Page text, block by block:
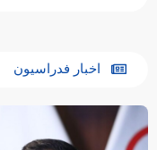
اخبار فدراسیون